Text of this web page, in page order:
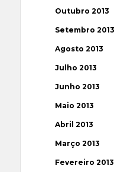
Outubro 2013
Setembro 2013
Agosto 2013
Julho 2013
Junho 2013
Maio 2013
Abril 2013
Março 2013
Fevereiro 2013